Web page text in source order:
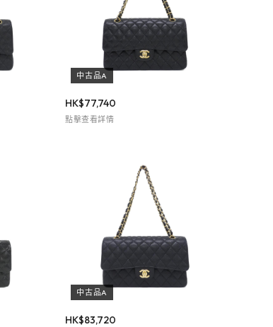
中古品A
HK$77,740
點擊查看詳情
中古品A
HK$83,720